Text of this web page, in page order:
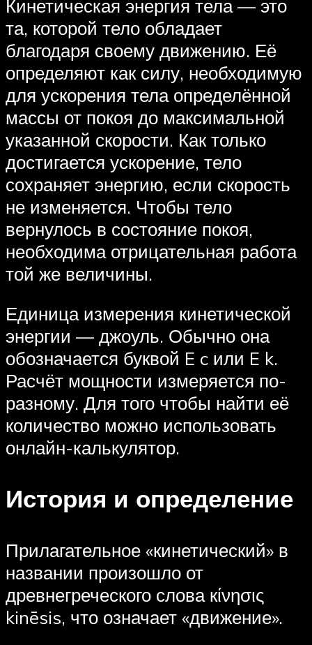
Кинетическая энергия тела — это
та, которой тело обладает
благодаря своему движению. Её
определяют как силу, необходимую
для ускорения тела определённой
массы от покоя до максимальной
указанной скорости. Как только
достигается ускорение, тело
сохраняет энергию, если скорость
не изменяется. Чтобы тело
вернулось в состояние покоя,
необходима отрицательная работа
той же величины.
Единица измерения кинетической
энергии — джоуль. Обычно она
обозначается буквой E c или E k.
Расчёт мощности измеряется по-
разному. Для того чтобы найти её
количество можно использовать
онлайн-калькулятор.
История и определение
Прилагательное «кинетический» в
названии произошло от
древнегреческого слова кίνησις
kinēsis, что означает «движение».